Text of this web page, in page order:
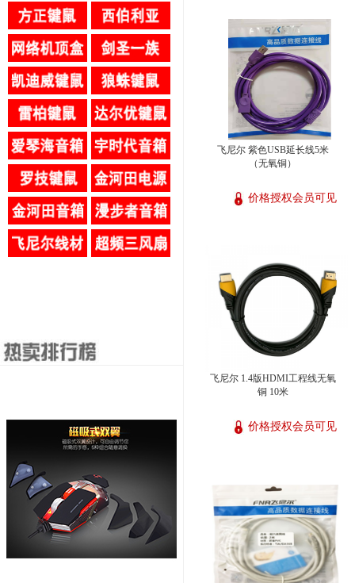
飞尼尔 紫色USB延长线5米
（无氧铜）
价格授权会员可见
飞尼尔 1.4版HDMI工程线无氧
铜 10米
价格授权会员可见